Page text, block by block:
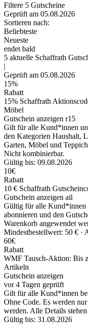
Filtere 5 Gutscheine
Geprüft am 05.08.2026
Sortieren nach:
Beliebteste
Neueste
endet bald
5 aktuelle Schaffrath
|
Geprüft am 05.08.2026
15%
Rabatt
15% Schaffrath
Möbel
Gutschein anzeigen r15
Gilt für alle Kund*innen
den Kategorien Haushalt,
Garten, Möbel und
Nicht kombinierbar.
Gültig bis: 09.08.2026
10€
Rabatt
10 € Schaffrath
Gutschein anzeigen ail
Gültig für alle Kund*innen
abonnieren und den
Warenkorb angewendet
Mindestbestellwert: 50 € ·
60€
Rabatt
WMF Tausch-Aktion: Bis
Artikeln
Gutschein anzeigen
vor 4 Tagen geprüft
Gilt für alle Kund*innen
Ohne Code. Es werden
werden. Alle Details
Gültig bis: 31.08.2026